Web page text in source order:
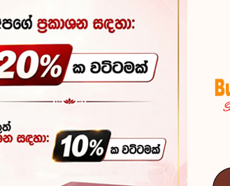
PIRIKARA BUDDHA STATUES
MIHIDHU MAHARAHATHUN
-10%